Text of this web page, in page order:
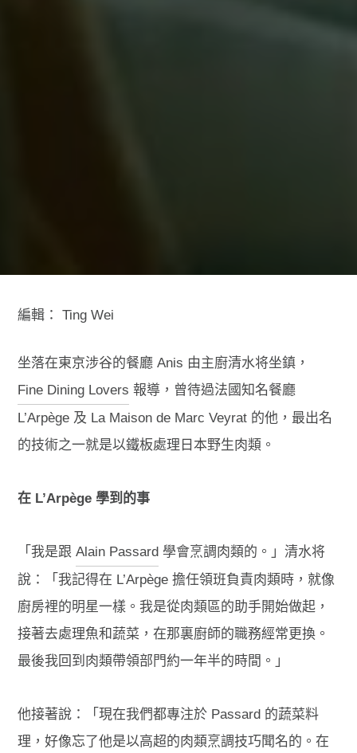
編輯：Ting Wei
坐落在東京涉谷的餐廳 Anis 由主廚清水将坐鎮，
Fine Dining Lovers 報導，曾待過法國知名餐廳
L’Arpège 及 La Maison de Marc Veyrat 的他， 最出名
的技術之一就是以鐵板處理日本野生肉類。
在 L’Arpège 學到的事
「我是跟Alain Passard 學會烹調肉類的。」清水将
說：「我記得在 L’Arpège 擔任領班負責肉類時，就像
廚房裡的明星一樣。我是從肉類區的助手開始做起，
接著去處理魚和蔬菜，在那裏廚師的職務經常更換。
最後我回到肉類帶領部門約一年半的時間。」
他接著說：「現在我們都專注於 Passard 的蔬菜料
理，好像忘了他是以高超的肉類烹調技巧聞名的。在